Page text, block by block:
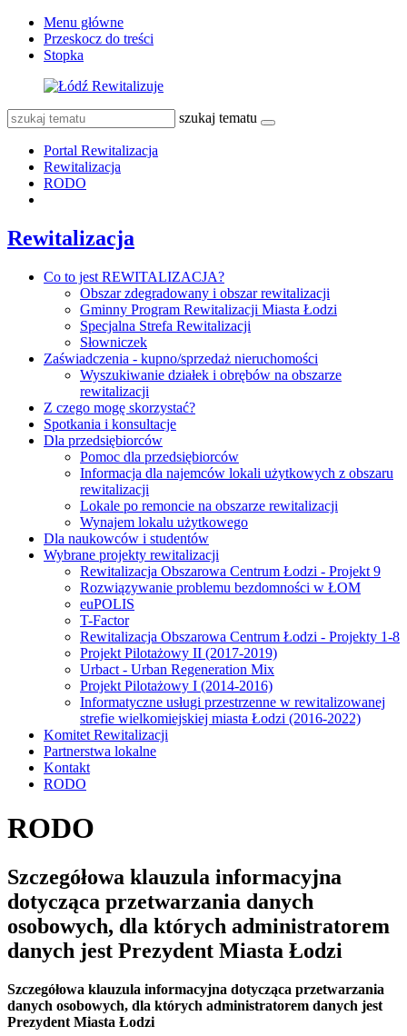
Menu główne
Przeskocz do treści
Stopka
szukaj tematu
Portal Rewitalizacja
Rewitalizacja
RODO
Rewitalizacja
Co to jest REWITALIZACJA?
Obszar zdegradowany i obszar rewitalizacji
Gminny Program Rewitalizacji Miasta Łodzi
Specjalna Strefa Rewitalizacji
Słowniczek
Zaświadczenia - kupno/sprzedaż nieruchomości
Wyszukiwanie działek i obrębów na obszarze
rewitalizacji
Z czego mogę skorzystać?
Spotkania i konsultacje
Dla przedsiębiorców
Pomoc dla przedsiębiorców
Informacja dla najemców lokali użytkowych z obszaru
rewitalizacji
Lokale po remoncie na obszarze rewitalizacji
Wynajem lokalu użytkowego
Dla naukowców i studentów
Wybrane projekty rewitalizacji
Rewitalizacja Obszarowa Centrum Łodzi - Projekt 9
Rozwiązywanie problemu bezdomności w ŁOM
euPOLIS
T-Factor
Rewitalizacja Obszarowa Centrum Łodzi - Projekty 1-8
Projekt Pilotażowy II (2017-2019)
Urbact - Urban Regeneration Mix
Projekt Pilotażowy I (2014-2016)
Informatyczne usługi przestrzenne w rewitalizowanej
strefie wielkomiejskiej miasta Łodzi (2016-2022)
Komitet Rewitalizacji
Partnerstwa lokalne
Kontakt
RODO
RODO
Szczegółowa klauzula informacyjna
dotycząca przetwarzania danych
osobowych, dla których administratorem
danych jest Prezydent Miasta Łodzi
Szczegółowa klauzula informacyjna dotycząca przetwarzania
danych osobowych, dla których administratorem danych jest
Prezydent Miasta Łodzi